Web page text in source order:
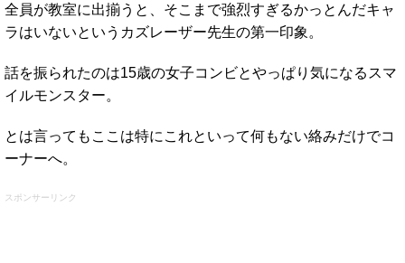
全員が教室に出揃うと、そこまで強烈すぎるかっとんだキャ
ラはいないというカズレーザー先生の第一印象。
話を振られたのは15歳の女子コンビとやっぱり気になるスマ
イルモンスター。
とは言ってもここは特にこれといって何もない絡みだけでコ
ーナーへ。
スポンサーリンク